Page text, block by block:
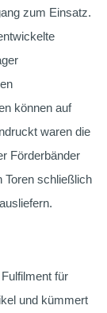
zum Einsatz.
können auf
waren die
Förderbänder
Toren schließlich
für
und kümmert